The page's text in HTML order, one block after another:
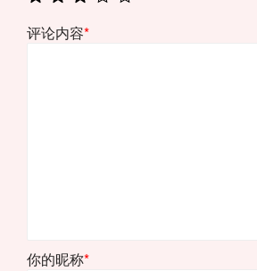
评论内容*
你的昵称*